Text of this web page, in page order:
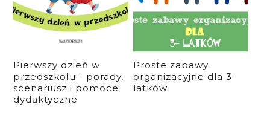
Pierwszy dzień w
przedszkolu - porady,
scenariusz i pomoce
dydaktyczne
Proste zabawy
organizacyjne dla 3-
latków